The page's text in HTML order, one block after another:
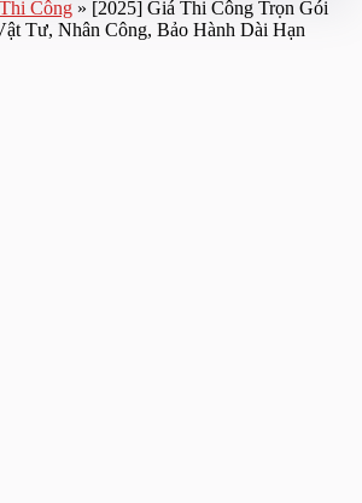
Công » [2025] Giá Thi Công Trọn Gói
Tư, Nhân Công, Bảo Hành Dài Hạn